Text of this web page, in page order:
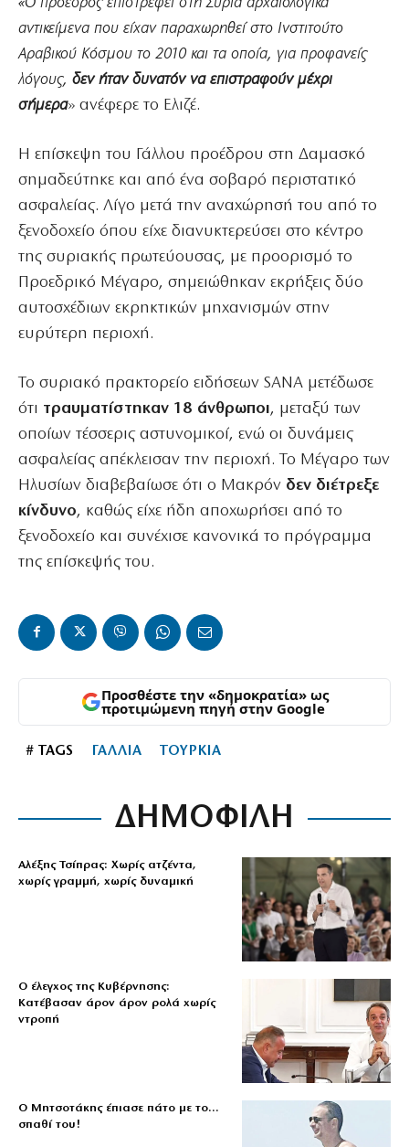
αντικείμενα που είχαν παραχωρηθεί στο Ινστιτούτο
Αραβικού Κόσμου το 2010 και τα οποία, για προφανείς
λόγους, δεν ήταν δυνατόν να επιστραφούν μέχρι
σήμερα» ανέφερε το Ελιζέ.
Η επίσκεψη του Γάλλου προέδρου στη Δαμασκό
σημαδεύτηκε και από ένα σοβαρό περιστατικό
ασφαλείας. Λίγο μετά την αναχώρησή του από το
ξενοδοχείο όπου είχε διανυκτερεύσει στο κέντρο
της συριακής πρωτεύουσας, με προορισμό το
Προεδρικό Μέγαρο, σημειώθηκαν εκρήξεις δύο
αυτοσχέδιων εκρηκτικών μηχανισμών στην
ευρύτερη περιοχή.
Το συριακό πρακτορείο ειδήσεων SANA μετέδωσε
ότι τραυματίστηκαν 18 άνθρωποι, μεταξύ των
οποίων τέσσερις αστυνομικοί, ενώ οι δυνάμεις
ασφαλείας απέκλεισαν την περιοχή. Το Μέγαρο των
Ηλυσίων διαβεβαίωσε ότι ο Μακρόν δεν διέτρεξε
κίνδυνο, καθώς είχε ήδη αποχωρήσει από το
ξενοδοχείο και συνέχισε κανονικά το πρόγραμμα
της επίσκεψής του.
Προσθέστε την «δημοκρατία» ως
προτιμώμενη πηγή στην Google
# TAGS ΓΑΛΛΙΑ ΤΟΥΡΚΙΑ
ΔΗΜΟΦΙΛΗ
Αλέξης Τσίπρας: Χωρίς ατζέντα,
χωρίς γραμμή, χωρίς δυναμική
Ο έλεγχος της Κυβέρνησης:
Κατέβασαν άρον άρον ρολά χωρίς
ντροπή
Ο Μητσοτάκης έπιασε πάτο με το…
σπαθί του!